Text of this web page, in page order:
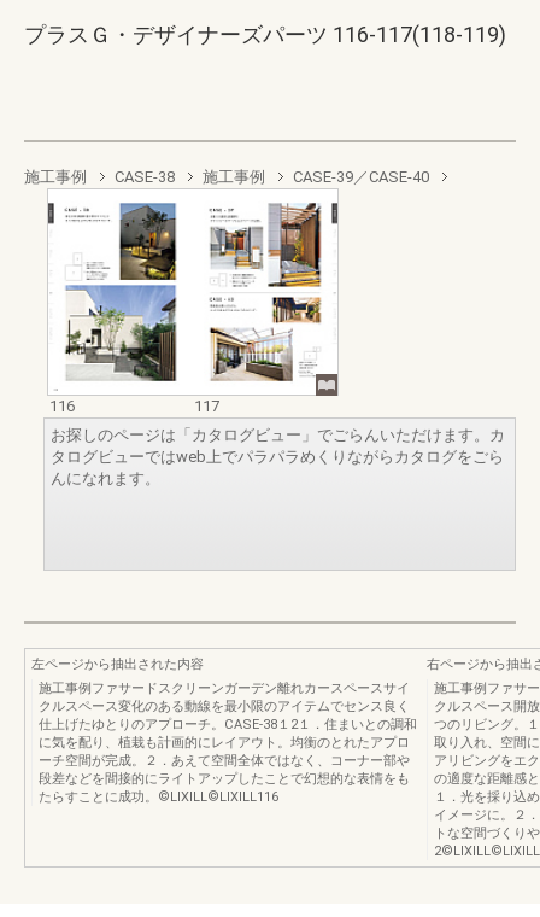
プラスＧ・デザイナーズパーツ 116-117(118-119)
施工事例 CASE-38 施工事例 CASE-39／CASE-40
116
117
お探しのページは「カタログビュー」でごらんいただけます。カ
タログビューではweb上でパラパラめくりながらカタログをごら
んになれます。
左ページから抽出された内容
施工事例ファサードスクリーンガーデン離れカースペースサイ
クルスペース変化のある動線を最小限のアイテムでセンス良く
仕上げたゆとりのアプローチ。CASE-38１2１．住まいとの調和
に気を配り、植栽も計画的にレイアウト。均衡のとれたアプロ
ーチ空間が完成。２．あえて空間全体ではなく、コーナー部や
段差などを間接的にライトアップしたことで幻想的な表情をも
たらすことに成功。©️LIXILL©️LIXILL116
右ページから抽出
施工事例ファサ
クルスペース開
つのリビング。
取り入れ、空間
アリビングをエ
の適度な距離感
１．光を採り込
イメージに。２
トな空間づくり